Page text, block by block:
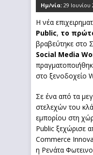
Ημ/νία: 29 Ιουνίου
Η νέα
Public, το
βραβεύτηκε στο
Social Media
στο ξενοδοχείο
Σε ένα από τα
στελεχών του
εμπορίου στη
Public ξεχώρισε
Commerce
η Ρενάτα